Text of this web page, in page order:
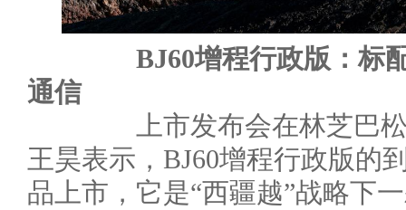
BJ60增程行政版：标
通信
上市发布会在林芝巴松措
王昊表示，BJ60增程行政版的
品上市，它是“西疆越”战略下